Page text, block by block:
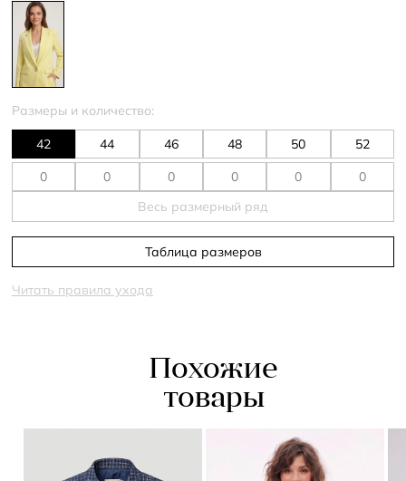
Размеры и количество:
42 44 46 48 50 52
Весь размерный ряд
Таблица размеров
Читать правила ухода
Похожие
товары